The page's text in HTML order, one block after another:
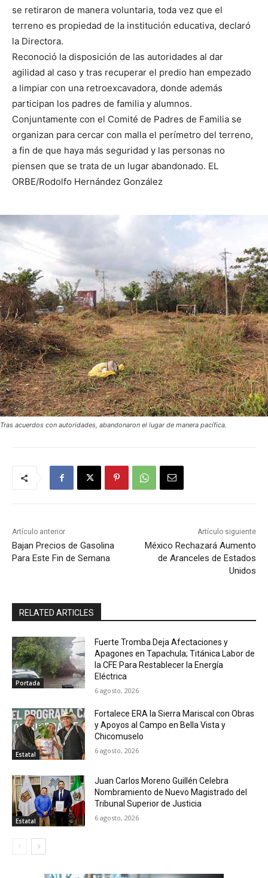
se retiraron de manera voluntaria, toda vez que el
terreno es propiedad de la institución educativa, declaró
la Directora.
Reconoció la disposición de las autoridades al dar
agilidad al caso y tras recuperar el predio han empezado
a limpiar con una retroexcavadora, donde además
participan los padres de familia y alumnos.
Conjuntamente con el Comité de Padres de Familia se
organizan para cercar con malla el perímetro del terreno,
a fin de que haya más seguridad y las personas no
piensen que se trata de un lugar abandonado. EL
ORBE/Rodolfo Hernández González
Tras acuerdos con autoridades, abandonaron el lugar de manera pacífica.
Artículo anterior
Bajan Precios de Gasolina
Para Este Fin de Semana
Artículo siguiente
México Rechazará Aumento
de Aranceles de Estados
Unidos
RELATED ARTICLES
Portada
Fuerte Tromba Deja Afectaciones y
Apagones en Tapachula; Titánica Labor de
la CFE Para Restablecer la Energía
Eléctrica
6 agosto, 2026
Estatal
Fortalece ERA la Sierra Mariscal con Obras
y Apoyos al Campo en Bella Vista y
Chicomuselo
6 agosto, 2026
Estatal
Juan Carlos Moreno Guillén Celebra
Nombramiento de Nuevo Magistrado del
Tribunal Superior de Justicia
6 agosto, 2026